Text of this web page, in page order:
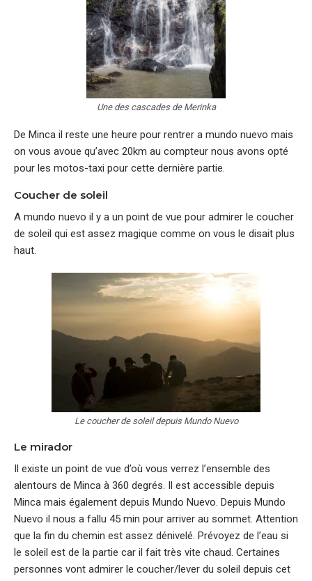
Une des cascades de Merinka
De Minca il reste une heure pour rentrer a mundo nuevo mais
on vous avoue qu’avec 20km au compteur nous avons opté
pour les motos-taxi pour cette dernière partie.
Coucher de soleil
A mundo nuevo il y a un point de vue pour admirer le coucher
de soleil qui est assez magique comme on vous le disait plus
haut.
Le coucher de soleil depuis Mundo Nuevo
Le mirador
Il existe un point de vue d’où vous verrez l’ensemble des
alentours de Minca à 360 degrés. Il est accessible depuis
Minca mais également depuis Mundo Nuevo. Depuis Mundo
Nuevo il nous a fallu 45 min pour arriver au sommet. Attention
que la fin du chemin est assez dénivelé. Prévoyez de l’eau si
le soleil est de la partie car il fait très vite chaud. Certaines
personnes vont admirer le coucher/lever du soleil depuis cet